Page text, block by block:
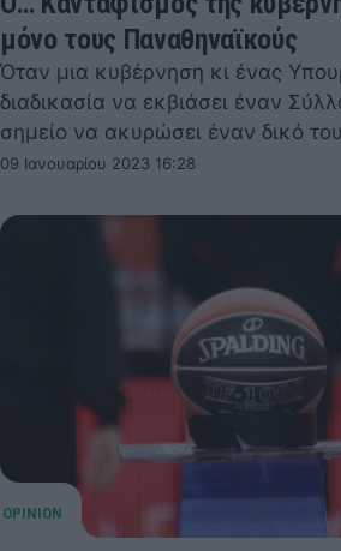
μόνο τους Παναθηναϊκούς
Όταν μια κυβέρνηση κι ένας
διαδικασία να εκβιάσει έναν
σημείο να ακυρώσει έναν δικό
09 Ιανουαρίου 2023 16:28